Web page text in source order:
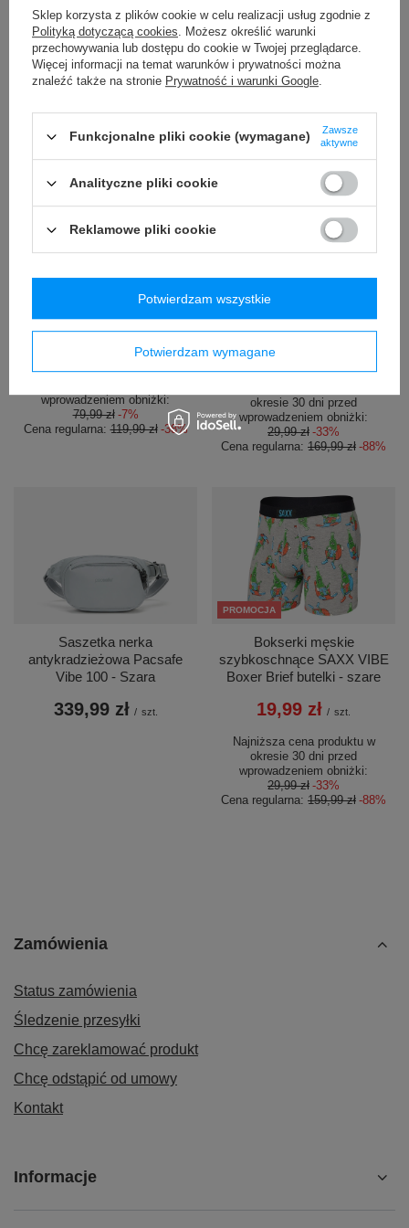
Najniższa cena produktu w
okresie 30 dni przed
wprowadzeniem obniżki:
119,99 zł
-50%
Najniższa cena produktu w
okresie 30 dni przed
wprowadzeniem obniżki:
129,99 zł -23%
74,00 zł
Najniższa cena produktu w
wprowadzeniem obniżki:
79,99 zł -7%
Cena regularna:119,99 zł -38%
amerykański pilsner –
czerwone
19,99 zł
okresie 30 dni przed
wprowadzeniem obniżki:
29,99 zł -33%
Cena regularna: 169,99 zł -88%
Saszetka nerka
antykradzieżowa Pacsafe
Vibe 100 - Szara
339,99 zł / szt.
PROMOCJA
Bokserki męskie
szybkoschnące SAXX VIBE
Boxer Brief butelki - szare
19,99 zł / szt.
Najniższa cena produktu w
okresie 30 dni przed
wprowadzeniem obniżki:
29,99 zł -33%
Cena regularna: 159,99 zł -88%
Zamówienia
Status zamówienia
Śledzenie przesyłki
Chcę zareklamować produkt
Chcę odstąpić od umowy
Kontakt
Informacje
Sklep korzysta z plików cookie w celu realizacji usług zgodnie z
Polityką dotyczącą cookies. Możesz określić warunki
przechowywania lub dostępu do cookie w Twojej przeglądarce.
Więcej informacji na temat warunków i prywatności można
znaleźć także na stronie Prywatność i warunki Google.
Funkcjonalne pliki cookie (wymagane)
Zawsze
aktywne
Analityczne pliki cookie
Reklamowe pliki cookie
Potwierdzam wymagane
Potwierdzam wszystkie